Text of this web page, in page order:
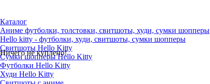
Ничего не куплено!
Каталог
Аниме футболки, толстовки, свитшоты, худи, сумки шопперы
Hello kitty - футболки, худи, свитшоты, сумки шопперы
Свитшоты Hello Kitty
Сумки шопперы Hello Kitty
Футболки Hello Kitty
Худи Hello Kitty